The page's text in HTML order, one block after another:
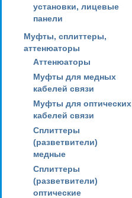
установки, лицевые
панели
Муфты, сплиттеры,
аттенюаторы
Аттенюаторы
Муфты для медных
кабелей связи
Муфты для оптических
кабелей связи
Сплиттеры
(разветвители)
медные
Сплиттеры
(разветвители)
оптические